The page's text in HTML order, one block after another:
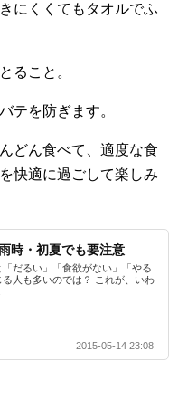
にくくてもタオルでふ
ること。
テを防ぎます。
どん食べて、適度な食
快適に過ごして楽しみ
時・初夏でも要注意
だるい」「食欲がない」「やる
人も多いのでは？ これが、いわ
2015-05-14 23:08